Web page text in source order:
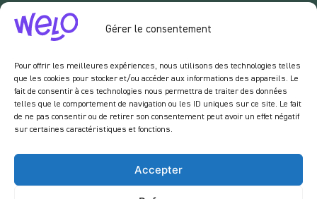
Gérer le consentement
Pour offrir les meilleures expériences, nous utilisons des technologies telles
que les cookies pour stocker et/ou accéder aux informations des appareils. Le
fait de consentir à ces technologies nous permettra de traiter des données
telles que le comportement de navigation ou les ID uniques sur ce site. Le fait
de ne pas consentir ou de retirer son consentement peut avoir un effet négatif
sur certaines caractéristiques et fonctions.
Accepter
Events
Services entreprises
Newsletter :